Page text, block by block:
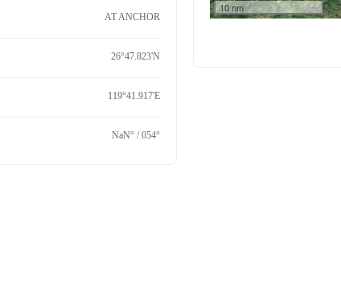
AT ANCHOR
26°47.823'N
119°41.917'E
NaN° / 054°
10 nm